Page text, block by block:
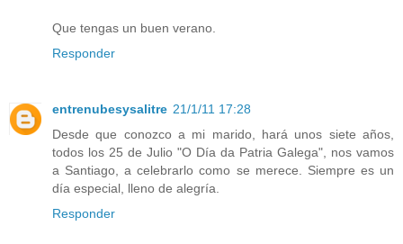
Que tengas un buen verano.
Responder
entrenubesysalitre 21/1/11 17:28
Desde que conozco a mi marido, hará unos siete años,
todos los 25 de Julio "O Día da Patria Galega", nos vamos
a Santiago, a celebrarlo como se merece. Siempre es un
día especial, lleno de alegría.
Responder